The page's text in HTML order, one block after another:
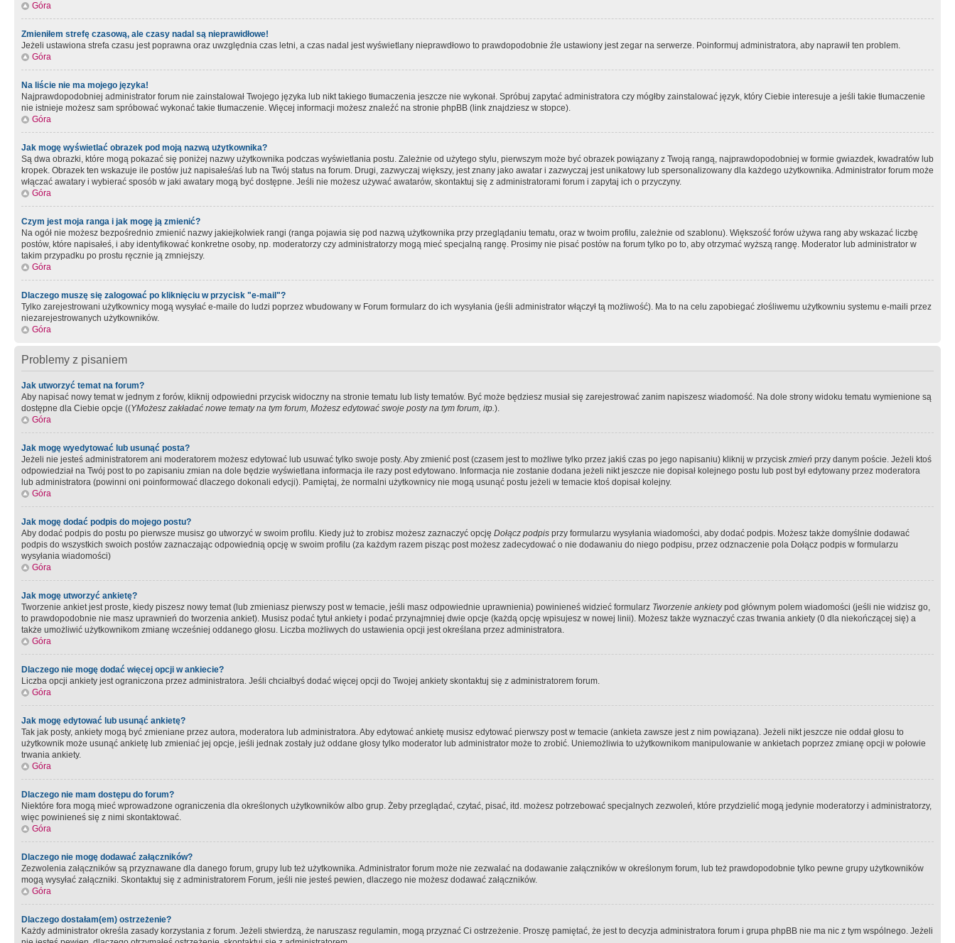
Góra
Zmieniłem strefę czasową, ale czasy nadal są nieprawidłowe!
Jeżeli ustawiona strefa czasu jest poprawna oraz uwzględnia czas letni, a czas nadal jest wyświetlany nieprawdłowo to prawdopodobnie źle ustawiony jest zegar na serwerze. Poinformuj administratora, aby naprawił ten problem.
Góra
Na liście nie ma mojego języka!
Najprawdopodobniej administrator forum nie zainstalował Twojego języka lub nikt takiego tłumaczenia jeszcze nie wykonał. Spróbuj zapytać administratora czy mógłby zainstalować język, który Ciebie interesuje a jeśli takie tłumaczenie
nie istnieje możesz sam spróbować wykonać takie tłumaczenie. Więcej informacji możesz znaleźć na stronie phpBB (link znajdziesz w stopce).
Góra
Jak mogę wyświetlać obrazek pod moją nazwą użytkownika?
Są dwa obrazki, które mogą pokazać się poniżej nazwy użytkownika podczas wyświetlania postu. Zależnie od użytego stylu, pierwszym może być obrazek powiązany z Twoją rangą, najprawdopodobniej w formie gwiazdek, kwadratów lub
kropek. Obrazek ten wskazuje ile postów już napisałeś/aś lub na Twój status na forum. Drugi, zazwyczaj większy, jest znany jako awatar i zazwyczaj jest unikatowy lub spersonalizowany dla każdego użytkownika. Administrator forum może
włączać awatary i wybierać sposób w jaki awatary mogą być dostępne. Jeśli nie możesz używać awatarów, skontaktuj się z administratorami forum i zapytaj ich o przyczyny.
Góra
Czym jest moja ranga i jak mogę ją zmienić?
Na ogół nie możesz bezpośrednio zmienić nazwy jakiejkolwiek rangi (ranga pojawia się pod nazwą użytkownika przy przeglądaniu tematu, oraz w twoim profilu, zależnie od szablonu). Większość forów używa rang aby wskazać liczbę
postów, które napisałeś, i aby identyfikować konkretne osoby, np. moderatorzy czy administratorzy mogą mieć specjalną rangę. Prosimy nie pisać postów na forum tylko po to, aby otrzymać wyższą rangę. Moderator lub administrator w
takim przypadku po prostu ręcznie ją zmniejszy.
Góra
Dlaczego muszę się zalogować po kliknięciu w przycisk "e-mail"?
Tylko zarejestrowani użytkownicy mogą wysyłać e-maile do ludzi poprzez wbudowany w Forum formularz do ich wysyłania (jeśli administrator włączył tą możliwość). Ma to na celu zapobiegać złośliwemu użytkowniu systemu e-maili przez
niezarejestrowanych użytkowników.
Góra
Problemy z pisaniem
Jak utworzyć temat na forum?
Aby napisać nowy temat w jednym z forów, kliknij odpowiedni przycisk widoczny na stronie tematu lub listy tematów. Być może będziesz musiał się zarejestrować zanim napiszesz wiadomość. Na dole strony widoku tematu wymienione są
dostępne dla Ciebie opcje ((YMożesz zakładać nowe tematy na tym forum, Możesz edytować swoje posty na tym forum, itp.).
Góra
Jak mogę wyedytować lub usunąć posta?
Jeżeli nie jesteś administratorem ani moderatorem możesz edytować lub usuwać tylko swoje posty. Aby zmienić post (czasem jest to możliwe tylko przez jakiś czas po jego napisaniu) kliknij w przycisk zmień przy danym poście. Jeżeli ktoś
odpowiedział na Twój post to po zapisaniu zmian na dole będzie wyświetlana informacja ile razy post edytowano. Informacja nie zostanie dodana jeżeli nikt jeszcze nie dopisał kolejnego postu lub post był edytowany przez moderatora
lub administratora (powinni oni poinformować dlaczego dokonali edycji). Pamiętaj, że normalni użytkownicy nie mogą usunąć postu jeżeli w temacie ktoś dopisał kolejny.
Góra
Jak mogę dodać podpis do mojego postu?
Aby dodać podpis do postu po pierwsze musisz go utworzyć w swoim profilu. Kiedy już to zrobisz możesz zaznaczyć opcję Dołącz podpis przy formularzu wysyłania wiadomości, aby dodać podpis. Możesz także domyślnie dodawać
podpis do wszystkich swoich postów zaznaczając odpowiednią opcję w swoim profilu (za każdym razem pisząc post możesz zadecydować o nie dodawaniu do niego podpisu, przez odznaczenie pola Dołącz podpis w formularzu
wysyłania wiadomości)
Góra
Jak mogę utworzyć ankietę?
Tworzenie ankiet jest proste, kiedy piszesz nowy temat (lub zmieniasz pierwszy post w temacie, jeśli masz odpowiednie uprawnienia) powinieneś widzieć formularz Tworzenie ankietypod głównym polem wiadomości (jeśli nie widzisz go,
to prawdopodobnie nie masz uprawnień do tworzenia ankiet). Musisz podać tytuł ankiety i podać przynajmniej dwie opcje (każdą opcję wpisujesz w nowej linii). Możesz także wyznaczyć czas trwania ankiety (0 dla niekończącej się) a
także umożliwić użytkownikom zmianę wcześniej oddanego głosu. Liczba możliwych do ustawienia opcji jest określana przez administratora.
Góra
Dlaczego nie mogę dodać więcej opcji w ankiecie?
Liczba opcji ankiety jest ograniczona przez administratora. Jeśli chciałbyś dodać więcej opcji do Twojej ankiety skontaktuj się z administratorem forum.
Góra
Jak mogę edytować lub usunąć ankietę?
Tak jak posty, ankiety mogą być zmieniane przez autora, moderatora lub administratora. Aby edytować ankietę musisz edytować pierwszy post w temacie (ankieta zawsze jest z nim powiązana). Jeżeli nikt jeszcze nie oddał głosu to
użytkownik może usunąć ankietę lub zmieniać jej opcje, jeśli jednak zostały już oddane głosy tylko moderator lub administrator może to zrobić. Uniemożliwia to użytkownikom manipulowanie w ankietach poprzez zmianę opcji w połowie
trwania ankiety.
Góra
Dlaczego nie mam dostępu do forum?
Niektóre fora mogą mieć wprowadzone ograniczenia dla określonych użytkowników albo grup. Żeby przeglądać, czytać, pisać, itd. możesz potrzebować specjalnych zezwoleń, które przydzielić mogą jedynie moderatorzy i administratorzy,
więc powinieneś się z nimi skontaktować.
Góra
Dlaczego nie mogę dodawać załączników?
Zezwolenia załączników są przyznawane dla danego forum, grupy lub też użytkownika. Administrator forum może nie zezwalać na dodawanie załączników w określonym forum, lub też prawdopodobnie tylko pewne grupy użytkowników
mogą wysyłać załączniki. Skontaktuj się z administratorem Forum, jeśli nie jesteś pewien, dlaczego nie możesz dodawać załączników.
Góra
Dlaczego dostałam(em) ostrzeżenie?
Każdy administrator określa zasady korzystania z forum. Jeżeli stwierdzą, że naruszasz regulamin, mogą przyznać Ci ostrzeżenie. Proszę pamiętać, że jest to decyzja administratora forum i grupa phpBB nie ma nic z tym wspólnego. Jeżeli